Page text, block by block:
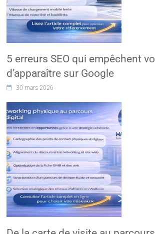
5 erreurs SEO qui empêchent
d’apparaître sur Google
30 mars 2026